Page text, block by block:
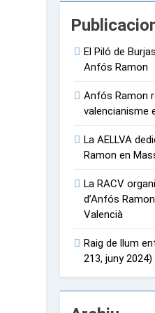
El Piló de
Anfós Ramon
Anfós Ramon
valencianisme
La AELLVA
Ramon en
La RACV
d’Anfós
Valencià
Raig de llum
213, juny 2024)